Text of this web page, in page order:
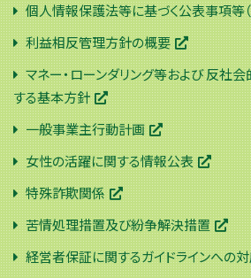
個人情報保護法等に基づく公表事項等
利益相反管理方針の概要
マネー・ローンダリング等および 反社
する基本方針
一般事業主行動計画
女性の活躍に関する情報公表
特殊詐欺関係
苦情処理措置及び紛争解決措置
経営者保証に関するガイドラインへの